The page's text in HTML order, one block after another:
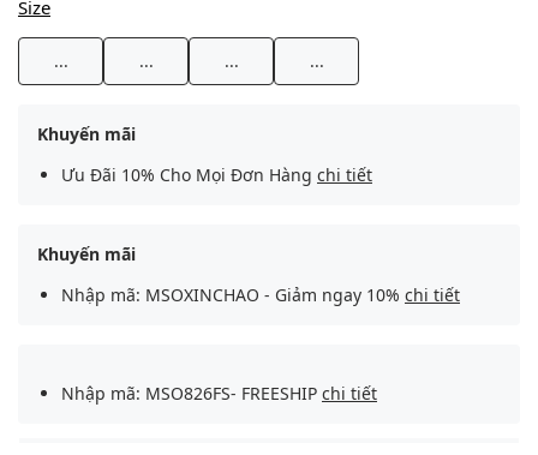
Size
... ... ... ...
Khuyến mãi
Ưu Đãi 10% Cho Mọi Đơn Hàng chi tiết
Khuyến mãi
Nhập mã: MSOXINCHAO - Giảm ngay 10% chi tiết
Nhập mã: MSO826FS- FREESHIP chi tiết